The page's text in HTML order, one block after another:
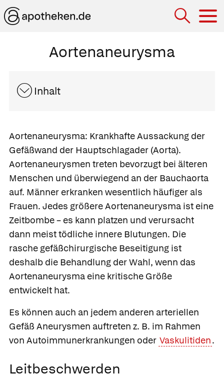
Aortenaneurysma
Inhalt
Aortenaneurysma: Krankhafte Aussackung der
Gefäßwand der Hauptschlagader (Aorta).
Aortenaneurysmen treten bevorzugt bei älteren
Menschen und überwiegend an der Bauchaorta
auf. Männer erkranken wesentlich häufiger als
Frauen. Jedes größere Aortenaneurysma ist eine
Zeitbombe – es kann platzen und verursacht
dann meist tödliche innere Blutungen. Die
rasche gefäßchirurgische Beseitigung ist
deshalb die Behandlung der Wahl, wenn das
Aortenaneurysma eine kritische Größe
entwickelt hat.
Es können auch an jedem anderen arteriellen
Gefäß Aneurysmen auftreten z. B. im Rahmen
von Autoimmunerkrankungen oder Vaskulitiden.
Leitbeschwerden